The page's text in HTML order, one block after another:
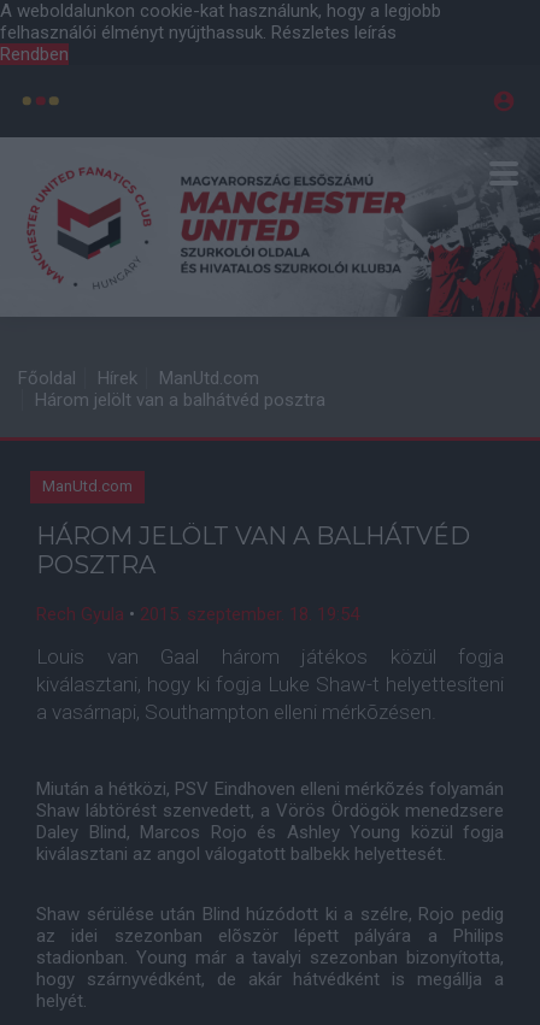
A weboldalunkon cookie-kat használunk, hogy a legjobb
felhasználói élményt nyújthassuk. Részletes leírás
Rendben
Főoldal Hírek
ManUtd.com
Három jelölt van a balhátvéd posztra
ManUtd.com
HÁROM JELÖLT VAN A BALHÁTVÉD
POSZTRA
Rech Gyula • 2015. szeptember. 18. 19:54
Louis van Gaal három játékos közül fogja
kiválasztani, hogy ki fogja Luke Shaw-t helyettesíteni
a vasárnapi, Southampton elleni mérkõzésen.
Miután a hétközi, PSV Eindhoven elleni mérkõzés folyamán
Shaw lábtörést szenvedett, a Vörös Ördögök menedzsere
Daley Blind, Marcos Rojo és Ashley Young közül fogja
kiválasztani az angol válogatott balbekk helyettesét.
Shaw sérülése után Blind húzódott ki a szélre, Rojo pedig
az idei szezonban elõször lépett pályára a Philips
stadionban. Young már a tavalyi szezonban bizonyította,
hogy szárnyvédként, de akár hátvédként is megállja a
helyét.